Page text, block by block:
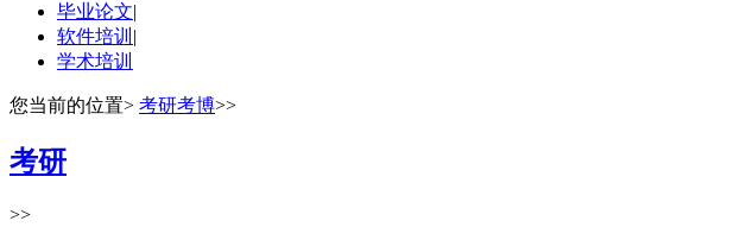
毕业论文|
软件培训 |
学术培训
您当前的位置> 考研考博>>
考研
>>